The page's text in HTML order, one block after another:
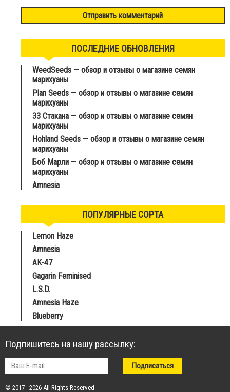
ПОСЛЕДНИЕ ОБНОВЛЕНИЯ
WeedSeeds — обзор и отзывы о магазине семян
марихуаны
Plan Seeds — обзор и отзывы о магазине семян
марихуаны
33 Стакана — обзор и отзывы о магазине семян
марихуаны
Hohland Seeds — обзор и отзывы о магазине семян
марихуаны
Боб Марли — обзор и отзывы о магазине семян
марихуаны
Amnesia
ПОПУЛЯРНЫЕ СОРТА
Lemon Haze
Amnesia
AK-47
Gagarin Feminised
L.S.D.
Amnesia Haze
Blueberry
Подпишитесь на нашу рассылку:
© 2017 - 2026 All Rights Reserved